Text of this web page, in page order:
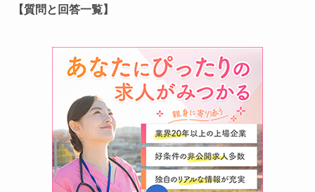
【質問と回答一覧】